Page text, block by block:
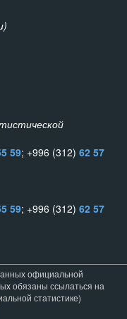
59; +996 (312) 62 57
59; +996 (312) 62 57
официальной
обязаны ссылаться на
статистике)